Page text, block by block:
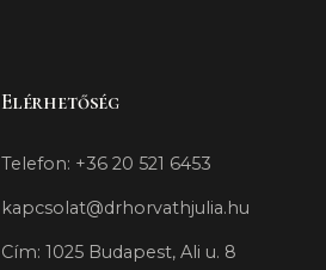
Elérhetőség
Telefon: +36 20 521 6453
kapcsolat@drhorvathjulia.hu
Cím: 1025 Budapest, Ali u. 8